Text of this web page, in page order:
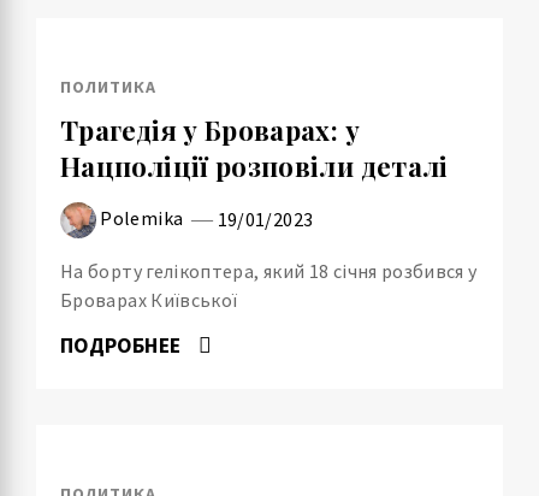
ПОЛИТИКА
Трагедія у Броварах: у
Нацполіції розповіли деталі
Polemika 19/01/2023
На борту гелікоптера, який 18 січня розбився у
Броварах Київської
ПОДРОБНЕЕ